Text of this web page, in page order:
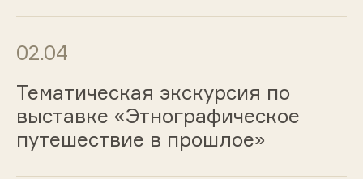
02.04
Тематическая экскурсия по
выставке «Этнографическое
путешествие в прошлое»